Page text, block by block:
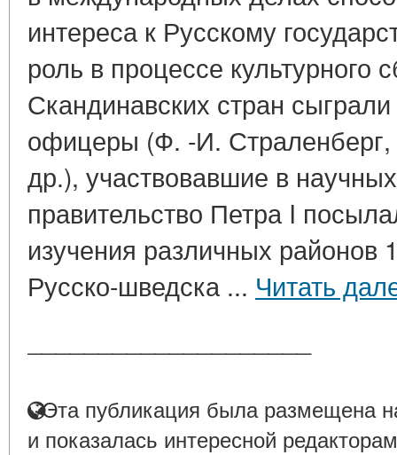
интереса к Русскому
роль в процессе культурного
Скандинавских стран
офицеры (Ф. -И.
др.), участвовавшие в
правительство Петра I
изучения различных
Русско-шведска ... Читать
Эта публикация была размещена
и показалась интересной